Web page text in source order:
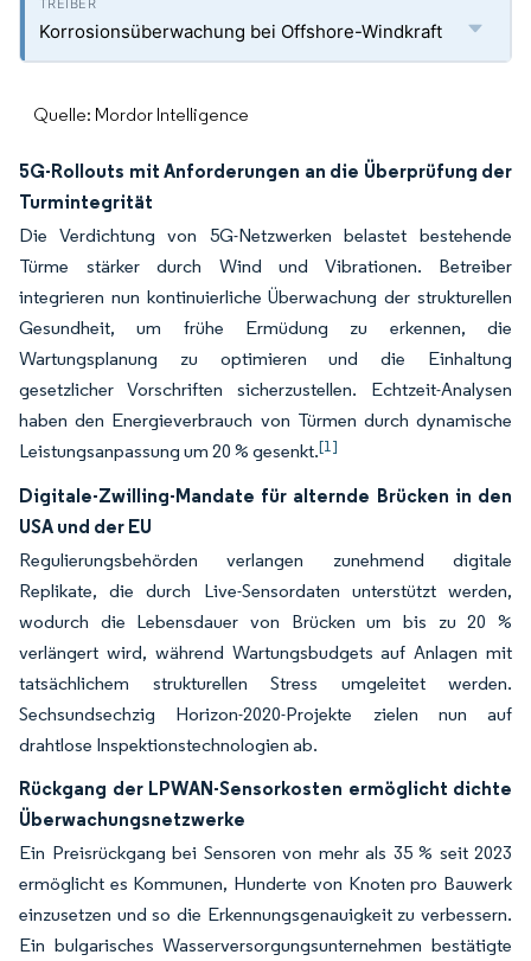
Korrosionsüberwachung bei Offshore-Windkraft
Quelle: Mordor Intelligence
5G-Rollouts mit Anforderungen an die Überprüfung der
Turmintegrität
Die Verdichtung von 5G-Netzwerken belastet bestehende
Türme stärker durch Wind und Vibrationen. Betreiber
integrieren nun kontinuierliche Überwachung der strukturellen
Gesundheit, um frühe Ermüdung zu erkennen, die
Wartungsplanung zu optimieren und die Einhaltung
gesetzlicher Vorschriften sicherzustellen. Echtzeit-Analysen
haben den Energieverbrauch von Türmen durch dynamische
Leistungsanpassung um 20 % gesenkt.[1]
Digitale-Zwilling-Mandate für alternde Brücken in den
USA und der EU
Regulierungsbehörden verlangen zunehmend digitale
Replikate, die durch Live-Sensordaten unterstützt werden,
wodurch die Lebensdauer von Brücken um bis zu 20 %
verlängert wird, während Wartungsbudgets auf Anlagen mit
tatsächlichem strukturellen Stress umgeleitet werden.
Sechsundsechzig Horizon-2020-Projekte zielen nun auf
drahtlose Inspektionstechnologien ab.
Rückgang der LPWAN-Sensorkosten ermöglicht dichte
Überwachungsnetzwerke
Ein Preisrückgang bei Sensoren von mehr als 35 % seit 2023
ermöglicht es Kommunen, Hunderte von Knoten pro Bauwerk
einzusetzen und so die Erkennungsgenauigkeit zu verbessern.
Ein bulgarisches Wasserversorgungsunternehmen bestätigte